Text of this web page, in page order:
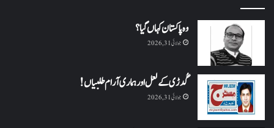
وہ پاکستان کہاں گیا؟
جولائی 31, 2026
گُدڑی کے لعل اور ہماری آرام طلبیاں!
جولائی 31, 2026